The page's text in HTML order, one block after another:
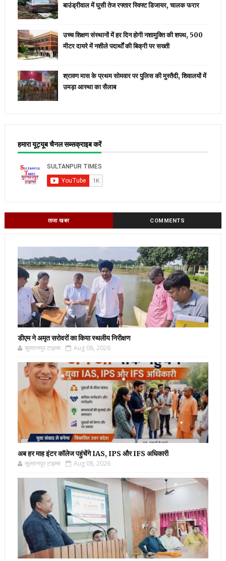
बाउंड्रीवाल में घुसी तेज रफ्तार स्विफ्ट डिजायर, चालक फरार
उच्च शिक्षण संस्थानों में हर दिन होगी नशामुक्ति की शपथ, 500
मीटर दायरे में नशीले पदार्थों की बिक्री पर सख्ती
श्रावण मास के प्रथम सोमवार पर पुलिस की मुस्तैदी, शिवालयों में
उमड़ा आस्था का सैलाब
हमारा यूट्यूब चैनल सब्सक्राइब करें
ताजा खबर COMMENTS
डीएम ने अमृत सरोवरों का किया स्थलीय निरीक्षण
सुल्तानपुर टाइम्स Aug 08, 2026
अब हर माह इंटर कॉलेज पहुंचेंगे IAS, IPS और IFS अधिकारी
सुल्तानपुर टाइम्स Aug 08, 2026